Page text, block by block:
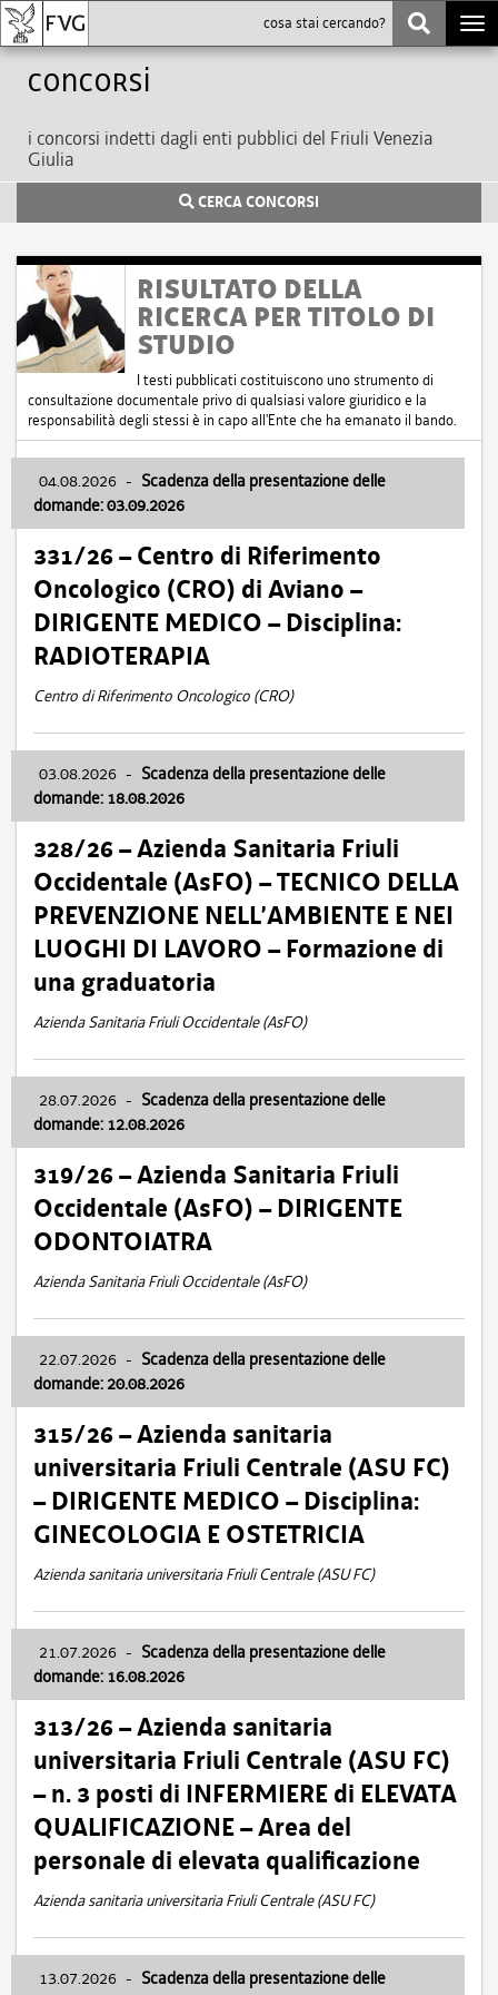
Concorsi
i concorsi indetti dagli enti pubblici del Friuli Venezia
Giulia
CERCA CONCORSI
RISULTATO DELLA
RICERCA PER TITOLO DI
STUDIO
I testi pubblicati costituiscono uno strumento di
consultazione documentale privo di qualsiasi valore giuridico e la
responsabilità degli stessi è in capo all'Ente che ha emanato il bando.
04.08.2026 - Scadenza della presentazione delle
domande: 03.09.2026
331/26 – Centro di Riferimento
Oncologico (CRO) di Aviano –
DIRIGENTE MEDICO – Disciplina:
RADIOTERAPIA
Centro di Riferimento Oncologico (CRO)
03.08.2026 - Scadenza della presentazione delle
domande: 18.08.2026
328/26 – Azienda Sanitaria Friuli
Occidentale (AsFO) – TECNICO DELLA
PREVENZIONE NELL’AMBIENTE E NEI
LUOGHI DI LAVORO – Formazione di
una graduatoria
Azienda Sanitaria Friuli Occidentale (AsFO)
28.07.2026 - Scadenza della presentazione delle
domande: 12.08.2026
319/26 – Azienda Sanitaria Friuli
Occidentale (AsFO) – DIRIGENTE
ODONTOIATRA
Azienda Sanitaria Friuli Occidentale (AsFO)
22.07.2026 - Scadenza della presentazione delle
domande: 20.08.2026
315/26 – Azienda sanitaria
universitaria Friuli Centrale (ASU FC)
– DIRIGENTE MEDICO – Disciplina:
GINECOLOGIA E OSTETRICIA
Azienda sanitaria universitaria Friuli Centrale (ASU FC)
21.07.2026 - Scadenza della presentazione delle
domande: 16.08.2026
313/26 – Azienda sanitaria
universitaria Friuli Centrale (ASU FC)
– n. 3 posti di INFERMIERE di ELEVATA
QUALIFICAZIONE – Area del
personale di elevata qualificazione
Azienda sanitaria universitaria Friuli Centrale (ASU FC)
13.07.2026 - Scadenza della presentazione delle